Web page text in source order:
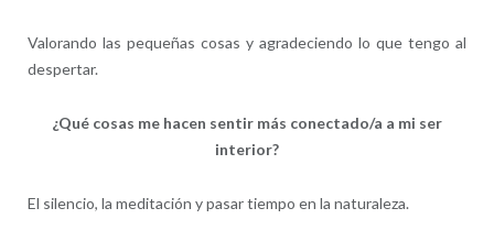
Valorando las pequeñas cosas y agradeciendo lo que tengo al
despertar.
¿Qué cosas me hacen sentir más conectado/a a mi ser
interior?
El silencio, la meditación y pasar tiempo en la naturaleza.